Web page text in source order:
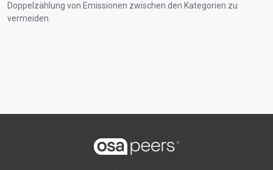
Doppelzählung von Emissionen zwischen den Kategorien zu
vermeiden.